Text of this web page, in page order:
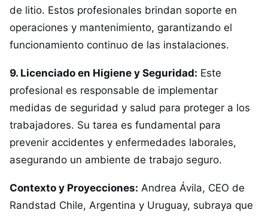
de litio. Estos profesionales brindan soporte en
operaciones y mantenimiento, garantizando el
funcionamiento continuo de las instalaciones.
9. Licenciado en Higiene y Seguridad: Este
profesional es responsable de implementar
medidas de seguridad y salud para proteger a los
trabajadores. Su tarea es fundamental para
prevenir accidentes y enfermedades laborales,
asegurando un ambiente de trabajo seguro.
Contexto y Proyecciones: Andrea Ávila, CEO de
Randstad Chile, Argentina y Uruguay, subraya que